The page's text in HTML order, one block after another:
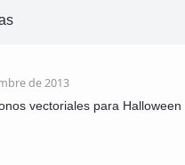
de 2013
vectoriales para Halloween